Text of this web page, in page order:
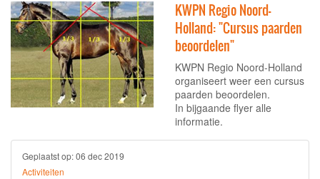
KWPN Regio Noord-
Holland: "Cursus paarden
beoordelen"
KWPN Regio Noord-Holland
organiseert weer een cursus
paarden beoordelen.
In bijgaande flyer alle
informatie.
Geplaatst op:06 dec 2019
Activiteiten